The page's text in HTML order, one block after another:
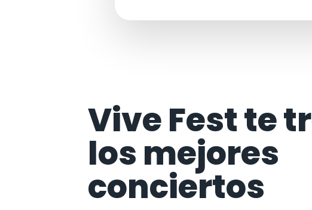
Vive Fest te
los mejores
conciertos